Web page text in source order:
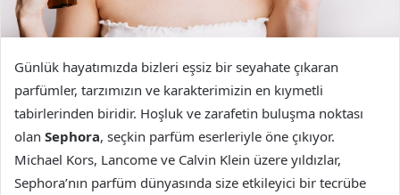
Günlük hayatımızda bizleri eşsiz bir seyahate çıkaran
parfümler, tarzımızın ve karakterimizin en kıymetli
tabirlerinden biridir. Hoşluk ve zarafetin buluşma noktası
olan Sephora, seçkin parfüm eserleriyle öne çıkıyor.
Michael Kors, Lancome ve Calvin Klein üzere yıldızlar,
Sephora’nın parfüm dünyasında size etkileyici bir tecrübe